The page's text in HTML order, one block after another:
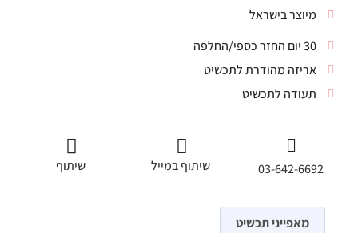
מיוצר בישראל
30 יום החזר כספי/החלפה
אריזה מהודרת לתכשיט
תעודה לתכשיט
03-642-6692 שיתוף במייל שיתוף
מאפייני תכשיט